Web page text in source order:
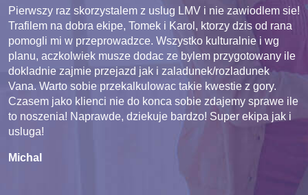
Pierwszy raz skorzystalem z uslug LMV i nie zawiodlem sie!
Trafilem na dobra ekipe, Tomek i Karol, ktorzy dzis od rana
pomogli mi w przeprowadzce. Wszystko kulturalnie i wg
planu, aczkolwiek musze dodac ze bylem przygotowany ile
dokladnie zajmie przejazd jak i zaladunek/rozladunek
Vana. Warto sobie przekalkulowac takie kwestie z gory.
Czasem jako klienci nie do konca sobie zdajemy sprawe ile
to noszenia! Naprawde, dziekuje bardzo! Super ekipa jak i
usluga!
Michal